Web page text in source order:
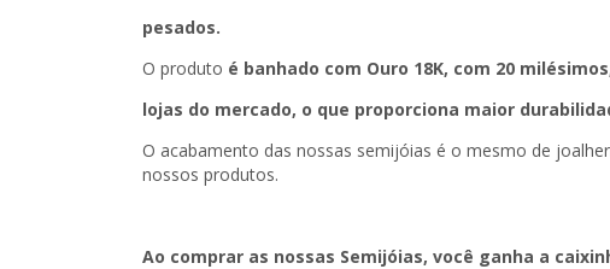
pesados.
O produto é banhado com Ouro 18K, com 20
lojas do mercado, o que proporciona maior
O acabamento das nossas semijóias é o mesmo de
nossos produtos.
Ao comprar as nossas Semijóias, você ganha a